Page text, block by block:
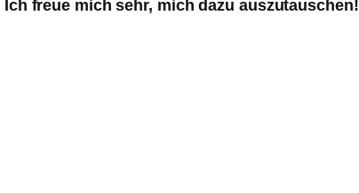
freue mich sehr, mich dazu auszutauschen!